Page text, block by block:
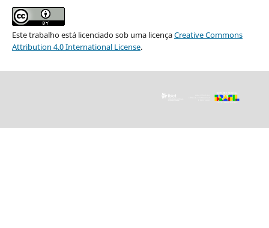
Este trabalho está licenciado sob uma licençaCreative Commons
Attribution 4.0 International License.